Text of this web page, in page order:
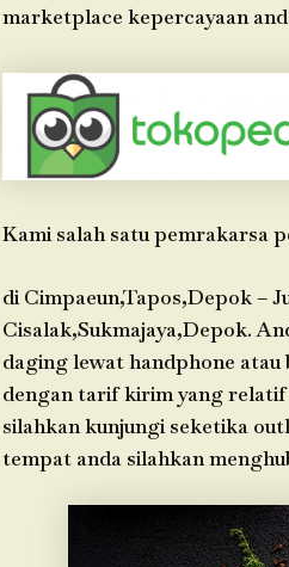
marketplace kepercayaan
Kami salah satu pemrakarsa
di Cimpaeun,Tapos,Depok –
Cisalak,Sukmajaya,Depok.
daging lewat handphone
dengan tarif kirim yang relatif
silahkan kunjungi seketika
tempat anda silahkan